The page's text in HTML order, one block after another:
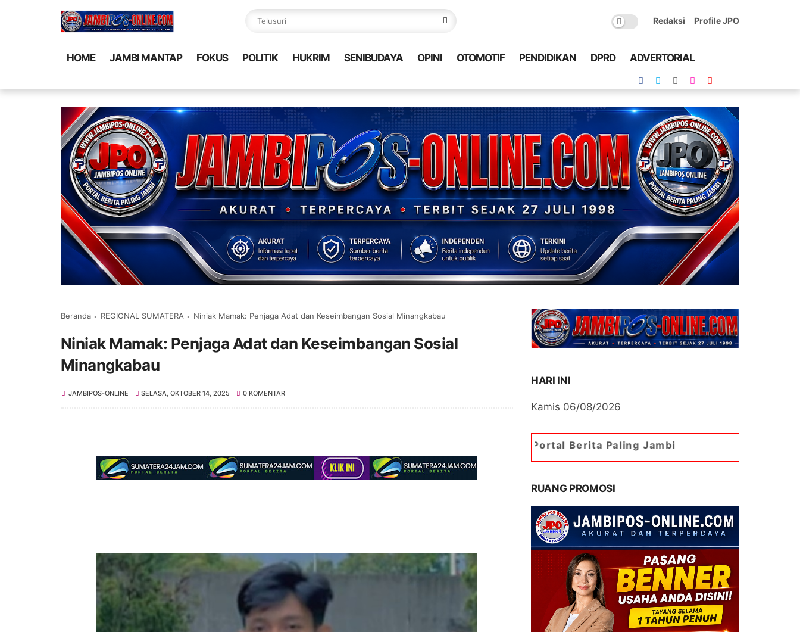
Redaksi Profile JPO
HOME JAMBI MANTAP FOKUS POLITIK HUKRIM SENIBUDAYA OPINI OTOMOTIF PENDIDIKAN DPRD ADVERTORIAL
Beranda REGIONAL SUMATERA Niniak Mamak: Penjaga Adat dan Keseimbangan Sosial Minangkabau
Niniak Mamak: Penjaga Adat dan Keseimbangan Sosial
Minangkabau
JAMBIPOS-ONLINE SELASA, OKTOBER 14, 2025 0 KOMENTAR
HARI INI
Kamis 06/08/2026
Selamat Datang di Portal Berita Jambipos Online. Portal Berita Paling Jambi
RUANG PROMOSI